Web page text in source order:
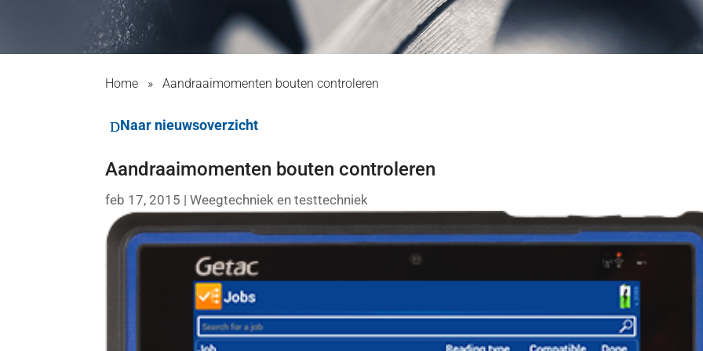
Home »Aandraaimomenten bouten controleren
Naar nieuwsoverzicht
Aandraaimomenten bouten controleren
feb 17, 2015 |Weegtechniek en testtechniek